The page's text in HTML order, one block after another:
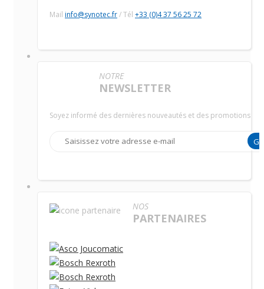
Mail info@synotec.fr/ Tél +33 (0)4 37 56 25 72
NOTRE
NEWSLETTER
Soyez informé des dernières nouveautés et des promotions
NOS
PARTENAIRES